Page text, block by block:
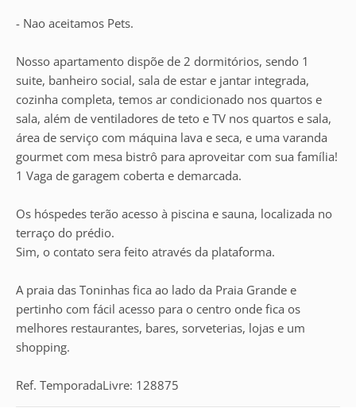
- Nao aceitamos Pets.
Nosso apartamento dispõe de 2 dormitórios, sendo 1
suite, banheiro social, sala de estar e jantar integrada,
cozinha completa, temos ar condicionado nos quartos e
sala, além de ventiladores de teto e TV nos quartos e sala,
área de serviço com máquina lava e seca, e uma varanda
gourmet com mesa bistrô para aproveitar com sua família!
1 Vaga de garagem coberta e demarcada.
Os hóspedes terão acesso à piscina e sauna, localizada no
terraço do prédio.
Sim, o contato sera feito através da plataforma.
A praia das Toninhas fica ao lado da Praia Grande e
pertinho com fácil acesso para o centro onde fica os
melhores restaurantes, bares, sorveterias, lojas e um
shopping.
Ref. TemporadaLivre: 128875